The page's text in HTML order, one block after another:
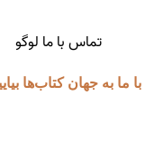
با ما به جهان کتاب‌ها بیایید